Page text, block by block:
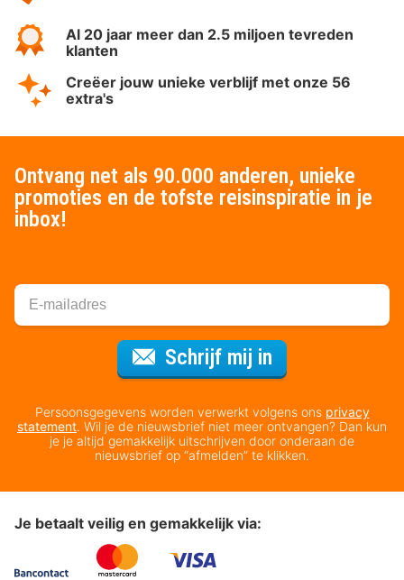
Al 20 jaar meer dan 2.5 miljoen tevreden
klanten
Creëer jouw unieke verblijf met onze 56
extra's
Ontvang net als 90.000 anderen, unieke
promoties en de tofste reisinspiratie in je
inbox!
Schrijf mij in
Persoonsgegevens worden verwerkt volgens ons privacy
statement. Wil je de nieuwsbrief niet meer ontvangen? Dan kun
je je altijd gemakkelijk uitschrijven door onderaan de
nieuwsbrief op “afmelden” te klikken.
Je betaalt veilig en gemakkelijk via: